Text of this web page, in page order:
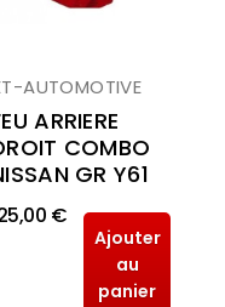
AUTOMOTIVE
ARRIERE
COMBO
GR Y61
€
Ajouter
au
panier